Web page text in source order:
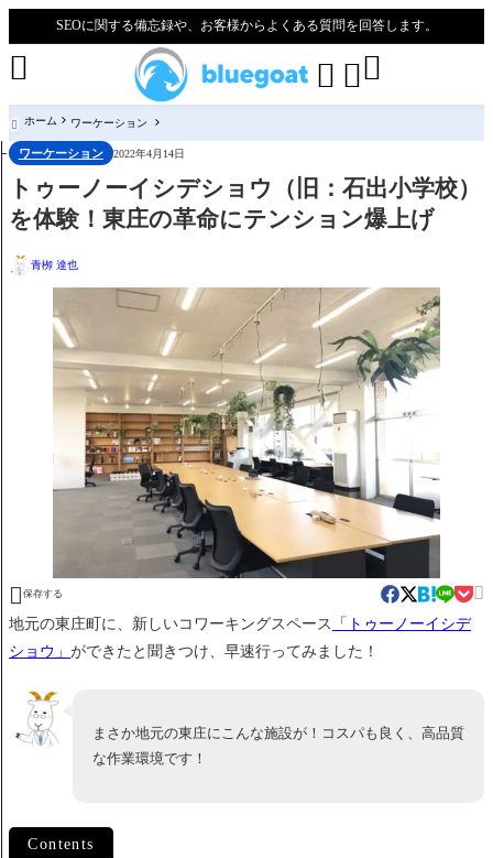
SEOに関する備忘録や、お客様からよくある質問を回答します。
 

 ホーム ワーケーション
ワーケーション 2022年4月14日
トゥーノーイシデショウ（旧：石出小学校）
を体験！東庄の革命にテンション爆上げ
青栁 達也
 保存する 
地元の東庄町に、新しいコワーキングスペース
「トゥーノーイシデ
ショウ」 ができたと聞きつけ、早速行ってみました！
まさか地元の東庄にこんな施設が！コスパも良く、高品質
な作業環境です！
Contents